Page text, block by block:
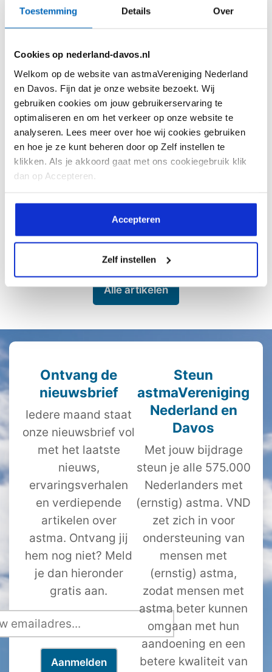
Toestemming Details Over
Cookies op nederland-davos.nl
Welkom op de website van astmaVereniging Nederland
en Davos. Fijn dat je onze website bezoekt. Wij
gebruiken cookies om jouw gebruikerservaring te
optimaliseren en om het verkeer op onze website te
analyseren. Lees meer over hoe wij cookies gebruiken
en hoe je ze kunt beheren door op Zelf instellen te
klikken. Als je akkoord gaat met ons cookiegebruik klik
dan op Accepteren.
Accepteren
Zelf instellen
Soms lijkt de liefde van één kant te komen…
Allergieën kies je niet!
Alle artikelen
Ontvang de
nieuwsbrief
Iedere maand staat
onze nieuwsbrief vol
met het laatste
nieuws,
ervaringsverhalen
en verdiepende
artikelen over
astma. Ontvang jij
hem nog niet? Meld
je dan hieronder
gratis aan.
Steun
astmaVereniging
Nederland en
Davos
Met jouw bijdrage
steun je alle 575.000
Nederlanders met
(ernstig) astma. VND
zet zich in voor
ondersteuning van
mensen met
(ernstig) astma,
zodat mensen met
astma beter kunnen
omgaan met hun
aandoening en een
betere kwaliteit van